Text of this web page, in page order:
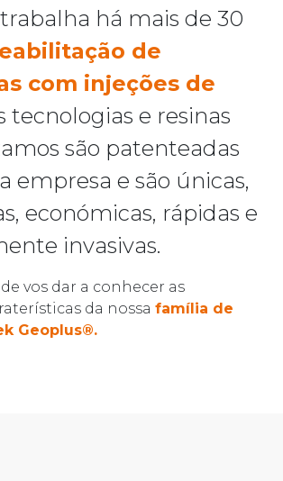
há mais de 30
de
com injeções de
tecnologias e resinas
são patenteadas
empresa e são únicas,
económicas, rápidas e
invasivas.
vos dar a conhecer as
da nossa família de
Geoplus®.